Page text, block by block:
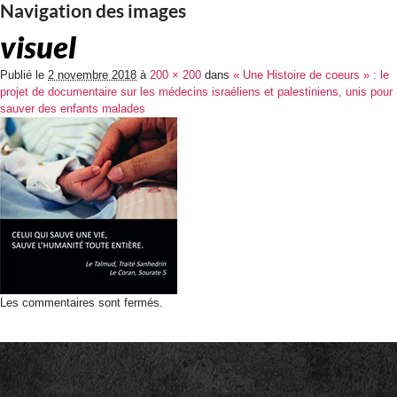
Navigation des images
visuel
Publié le 2 novembre 2018 à 200 × 200 dans « Une Histoire de coeurs » : le
projet de documentaire sur les médecins israéliens et palestiniens, unis pour
sauver des enfants malades
Les commentaires sont fermés.